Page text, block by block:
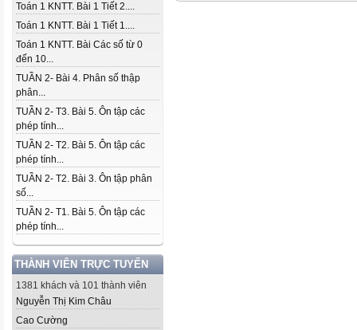
Toán 1 KNTT. Bài 1 Tiết 2....
Toán 1 KNTT. Bài 1 Tiết 1....
Toán 1 KNTT. Bài Các số từ 0
đến 10...
TUẦN 2- Bài 4. Phân số thập
phân...
TUẦN 2- T3. Bài 5. Ôn tập các
phép tính...
TUẦN 2- T2. Bài 5. Ôn tập các
phép tính...
TUẦN 2- T2. Bài 3. Ôn tập phân
số...
TUẦN 2- T1. Bài 5. Ôn tập các
phép tính...
THÀNH VIÊN TRỰC TUYẾN
1381 khách và 101 thành viên
Nguyễn Thị Kim Châu
Cao Cường